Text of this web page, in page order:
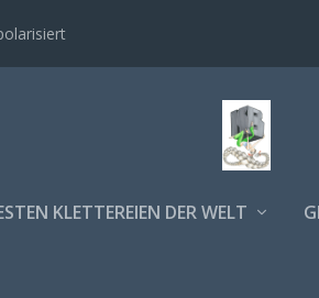
KLETTEREIEN DER WELT